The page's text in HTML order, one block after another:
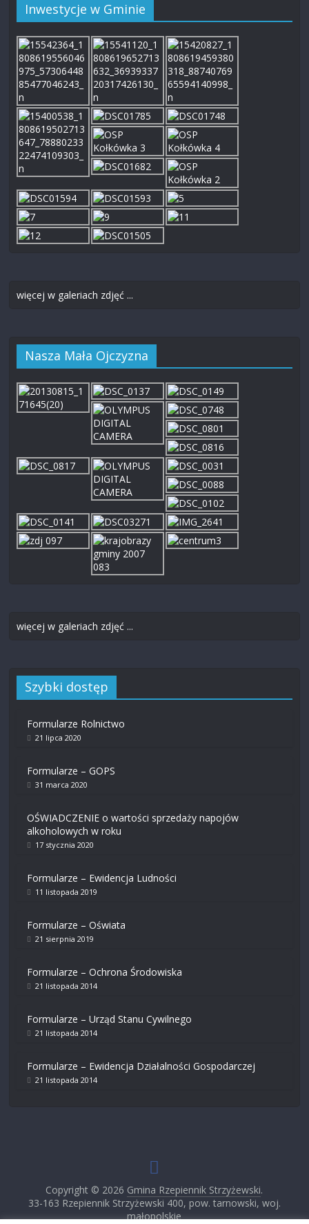
Inwestycje w Gminie
więcej w galeriach zdjęć ...
Nasza Mała Ojczyzna
więcej w galeriach zdjęć ...
Szybki dostęp
Formularze Rolnictwo
21 lipca 2020
Formularze – GOPS
31 marca 2020
OŚWIADCZENIE o wartości sprzedaży napojów
alkoholowych w roku
17 stycznia 2020
Formularze – Ewidencja Ludności
11 listopada 2019
Formularze – Oświata
21 sierpnia 2019
Formularze – Ochrona Środowiska
21 listopada 2014
Formularze – Urząd Stanu Cywilnego
21 listopada 2014
Formularze – Ewidencja Działalności Gospodarczej
21 listopada 2014
Copyright © 2026 Gmina Rzepiennik Strzyżewski.
33-163 Rzepiennik Strzyżewski 400, pow. tarnowski, woj.
małopolskie